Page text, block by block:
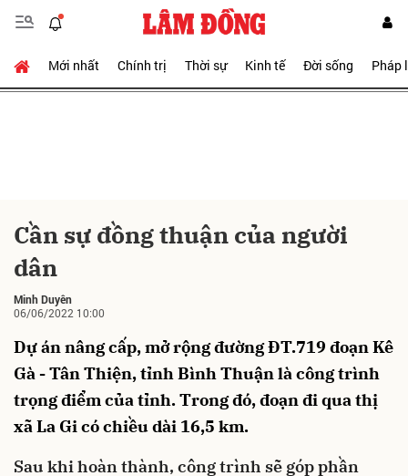
Mới nhất Chính trị Thời sự Kinh tế Đời sống Pháp
Dự án nâng cấp, mở rộng đường ĐT.719 đoạn Kê
Gà - Tân Thiện, tỉnh Bình Thuận là công trình
xã La Gi có chiều dài 16,5 km.
Sau khi hoàn thành, công trình sẽ góp phần
quan trọng trong việc hoàn thiện mạng lưới giao
thông của tỉnh và thị xã, kết nối La Gi với thành
phố Phan Thiết và vùng kinh tế trọng điểm phía
Nam, đáp ứng nhu cầu phát triển toàn diện kinh
Gửi bình luận